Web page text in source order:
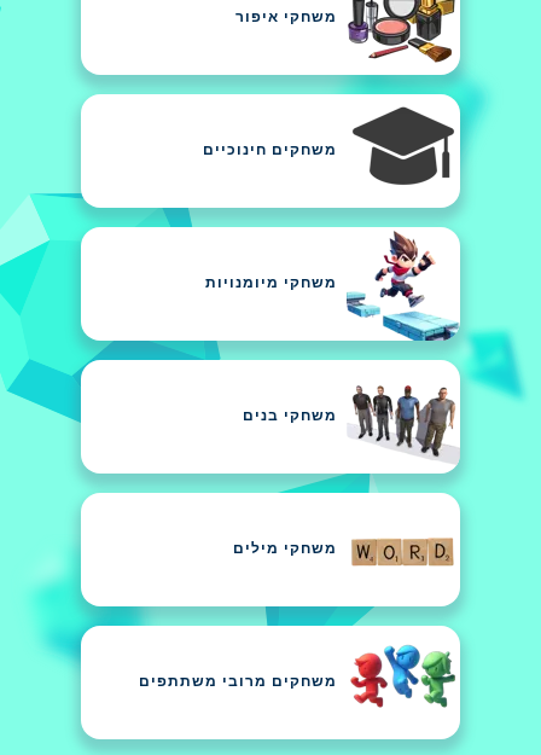
משחקי איפור
משחקים חינוכיים
משחקי מיומנויות
משחקי בנים
משחקי מילים
משחקים מרובי משתתפים